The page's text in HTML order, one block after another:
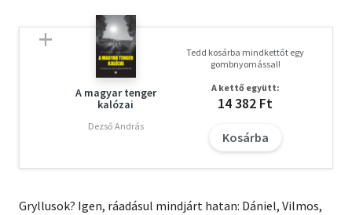
A magyar tenger
kalózai
Dezső András
Tedd kosárba mindkettőt egy
gombnyomással!
A kettő együtt:
14 382 Ft
Kosárba
Gryllusok? Igen, ráadásul mindjárt hatan: Dániel, Vilmos,